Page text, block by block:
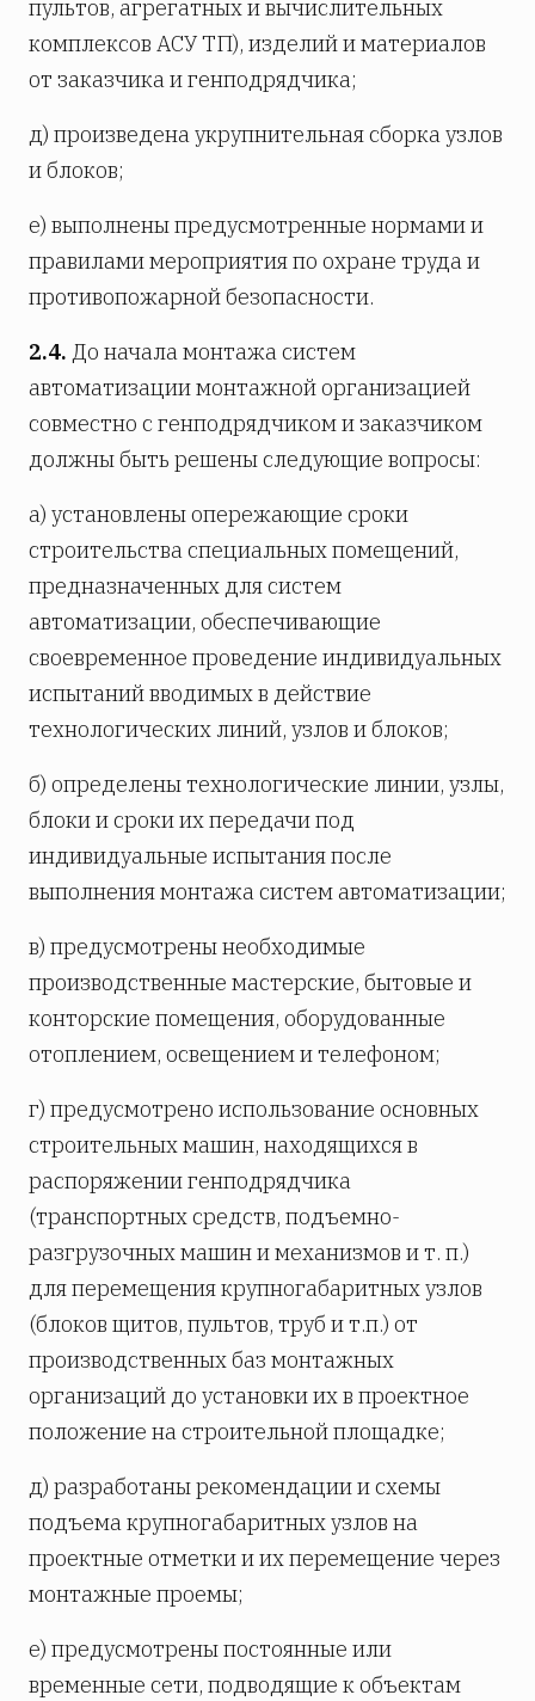
пультов, агрегатных и вычислительных
комплексов АСУ ТП), изделий и материалов
от заказчика и генподрядчика;
д) произведена укрупнительная сборка узлов
и блоков;
е) выполнены предусмотренные нормами и
правилами мероприятия по охране труда и
противопожарной безопасности.
2.4. До начала монтажа систем
автоматизации монтажной организацией
совместно с генподрядчиком и заказчиком
должны быть решены следующие вопросы:
а) установлены опережающие сроки
строительства специальных помещений,
предназначенных для систем
автоматизации, обеспечивающие
своевременное проведение индивидуальных
испытаний вводимых в действие
технологических линий, узлов и блоков;
б) определены технологические линии, узлы,
блоки и сроки их передачи под
индивидуальные испытания после
выполнения монтажа систем автоматизации;
в) предусмотрены необходимые
производственные мастерские, бытовые и
конторские помещения, оборудованные
отоплением, освещением и телефоном;
г) предусмотрено использование основных
строительных машин, находящихся в
распоряжении генподрядчика
(транспортных средств, подъемно-
разгрузочных машин и механизмов и т. п.)
для перемещения крупногабаритных узлов
(блоков щитов, пультов, труб и т.п.) от
производственных баз монтажных
организаций до установки их в проектное
положение на строительной площадке;
д) разработаны рекомендации и схемы
подъема крупногабаритных узлов на
проектные отметки и их перемещение через
монтажные проемы;
е) предусмотрены постоянные или
временные сети, подводящие к объектам